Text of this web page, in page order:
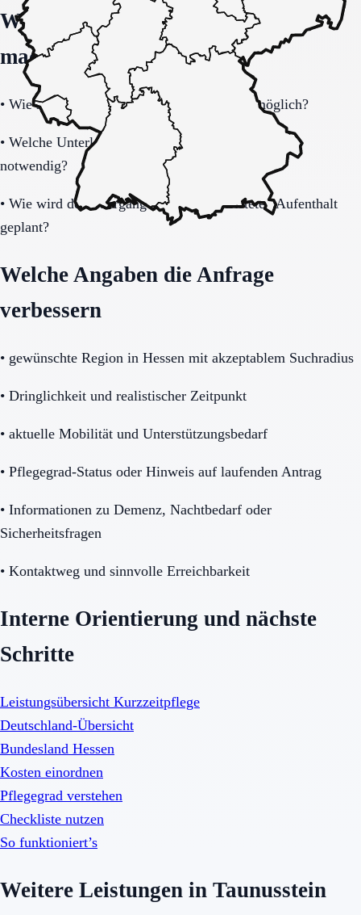
Welche Fragen den Unterschied
machen
• Wie schnell ist eine Aufnahme realistisch möglich?
• Welche Unterlagen und Informationen sind sofort
notwendig?
• Wie wird der Übergang nach dem befristeten Aufenthalt
geplant?
Welche Angaben die Anfrage
verbessern
• gewünschte Region in Hessen mit akzeptablem Suchradius
• Dringlichkeit und realistischer Zeitpunkt
• aktuelle Mobilität und Unterstützungsbedarf
• Pflegegrad-Status oder Hinweis auf laufenden Antrag
• Informationen zu Demenz, Nachtbedarf oder
Sicherheitsfragen
• Kontaktweg und sinnvolle Erreichbarkeit
Interne Orientierung und nächste
Schritte
Leistungsübersicht Kurzzeitpflege
Deutschland-Übersicht
Bundesland Hessen
Kosten einordnen
Pflegegrad verstehen
Checkliste nutzen
So funktioniert’s
Weitere Leistungen in Taunusstein